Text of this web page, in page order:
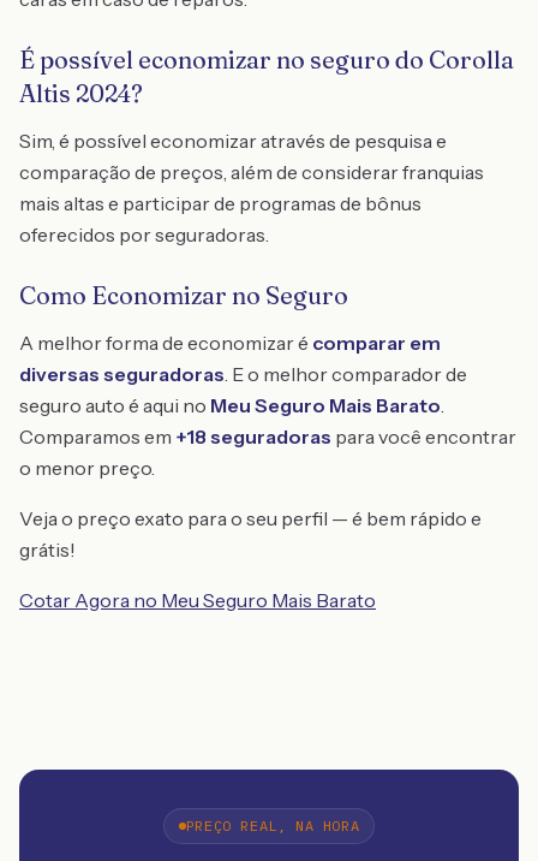
É possível economizar no seguro do Corolla
Altis 2024?
Sim, é possível economizar através de pesquisa e
comparação de preços, além de considerar franquias
mais altas e participar de programas de bônus
oferecidos por seguradoras.
Como Economizar no Seguro
A melhor forma de economizar é comparar em
diversas seguradoras. E o melhor comparador de
seguro auto é aqui no Meu Seguro Mais Barato.
Comparamos em +18 seguradoras para você encontrar
o menor preço.
Veja o preço exato para o seu perfil — é bem rápido e
grátis!
Cotar Agora no Meu Seguro Mais Barato
PREÇO REAL, NA HORA